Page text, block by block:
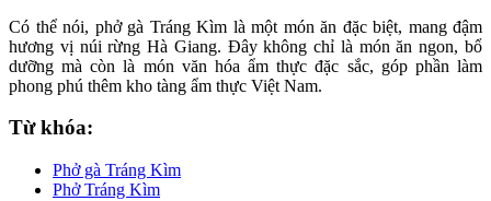
Có thể nói, phở gà Tráng Kìm là một món ăn đặc biệt, mang đậm
hương vị núi rừng Hà Giang. Đây không chỉ là món ăn ngon, bổ
dưỡng mà còn là món văn hóa ẩm thực đặc sắc, góp phần làm
phong phú thêm kho tàng ẩm thực Việt Nam.
Từ khóa:
Phở gà Tráng Kìm
Phở Tráng Kìm